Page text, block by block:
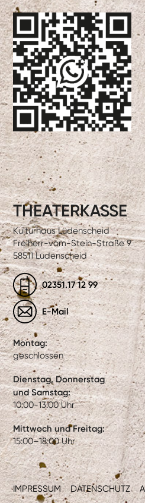
IMPRESSUM DATENSCHUTZ
THEATERKASSE
Kulturhaus Lüdenscheid
Freiherr-vom-Stein-Straße 9
58511 Lüdenscheid
02351.17 12 99
E-Mail
Montag:
geschlossen
Dienstag, Donnerstag
und Samstag:
10:00-13:00 Uhr
Mittwoch und Freitag:
15:00–18:00 Uhr